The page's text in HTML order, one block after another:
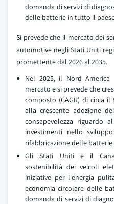
domanda di servizi di
delle batterie in tutto il
Si prevede che il mercato dei
automotive negli Stati Uniti
promettente dal 2026 al 2035.
Nel 2025, il Nord
mercato e si prevede che
composto (CAGR) di circa
alla crescente adozione
consapevolezza riguardo
investimenti nello
rifabbricazione delle batterie.
Gli Stati Uniti e il
sostenibilità dei veicoli
iniziative per l'energia
economia circolare delle
domanda di servizi di